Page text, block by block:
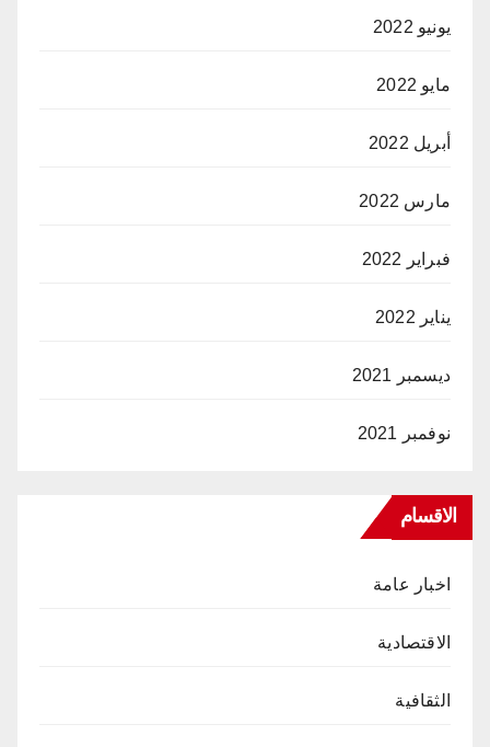
يونيو 2022
مايو 2022
أبريل 2022
مارس 2022
فبراير 2022
يناير 2022
ديسمبر 2021
نوفمبر 2021
الاقسام
اخبار عامة
الاقتصادية
الثقافية